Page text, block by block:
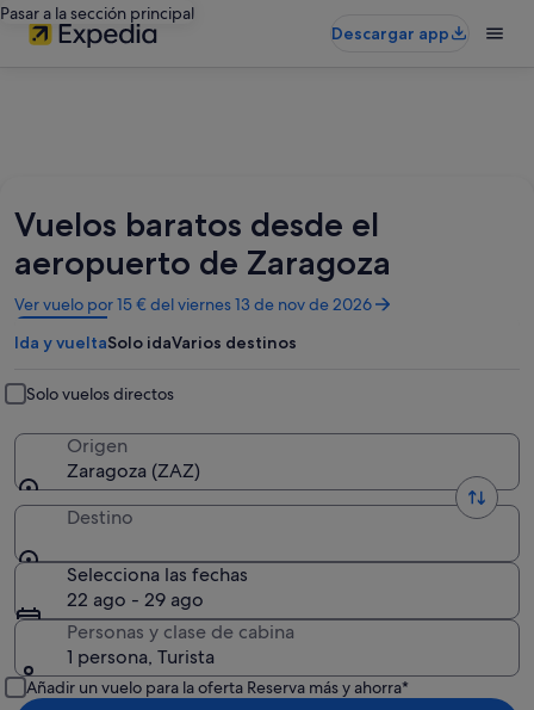
Pasar a la sección principal
Descargar app
Vuelos baratos desde el
aeropuerto de Zaragoza
Ver vuelo por 15 € del viernes 13 de nov de 2026
Se
abre
en
ventana
nueva
Ida y vueltaSolo idaVarios destinos
Solo vuelos directos
Origen
Zaragoza (ZAZ)
Destino
Selecciona las fechas
22 ago - 29 ago
Personas y clase de cabina
1 persona, Turista
Añadir un vuelo para la oferta Reserva más y ahorra*